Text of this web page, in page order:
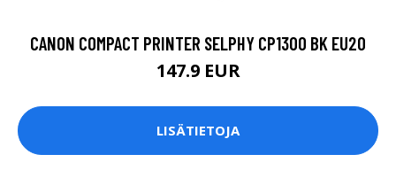
CANON COMPACT PRINTER SELPHY CP1300 BK EU20
147.9 EUR
LISÄTIETOJA